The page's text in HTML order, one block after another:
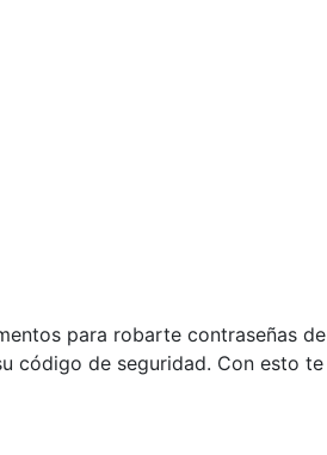
para robarte contraseñas de
código de seguridad. Con esto te